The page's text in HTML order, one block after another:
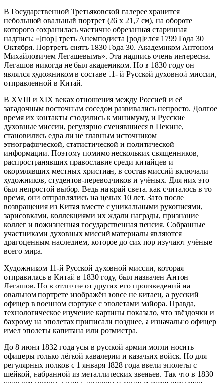
В Государственной Третьяковской галерее хранится
небольшой овальный портрет (26 х 21,7 см), на обороте
которого сохранилась частично обрезанная старинная
надпись: «[пор] третъ Анемподиста [род]ился 1799 Года 30
Октября. Портретъ снятъ 1830 Года 30. Академиком Антоном
Михайловичем Легашевымъ». Эта надпись очень интересна.
Легашов никогда не был академиком. Но в 1830 году он
являлся художником в составе 11- й Русской духовной миссии,
отправленной в Китай.
В ХVIII и XIX веках отношения между Россией и её
загадочным восточным соседом развивались непросто. Долгое
время их контакты сводились к минимуму, и Русские
духовные миссии, регулярно сменявшиеся в Пекине,
становились едва ли не главным источником
этнографической, статистической и политической
информации. Поэтому помимо нескольких священников,
распространявших православие среди китайцев и
окормлявших местных христиан, в состав миссий включали
художников, студентов-переводчиков и учёных. Для них это
был непростой выбор. Ведь на край света, как считалось в то
время, они отправлялись на целых 10 лет. Зато после
возвращения из Китая вместе с уникальными рукописями,
зарисовками, коллекциями их ждали награды, признание
коллег и пожизненная государственная пенсия. Собранные
участниками духовных миссий материалы являются
драгоценным наследием, которое до сих пор изучают учёные
всего мира.
Художником 11-й Русской духовной миссии, которая
отправилась в Китай в 1830 году, был назначен Антон
Легашов. Но в отличие от других его произведений на
овальном портрете изображён вовсе не китаец, а русский
офицер в военном сюртуке с эполетами майора. Правда,
технологическое изучение картины показало, что звёздочки и
бахрому на эполетах приписали позднее, а изначально офицер
имел эполеты капитана или ротмистра.
До 8 июня 1832 года усы в русской армии могли носить
офицеры только лёгкой кавалерии и казачьих войск. Но для
регулярных полков с 1 января 1828 года ввели эполеты с
шейкой, набранной из металлических звеньев. Так что в 1830